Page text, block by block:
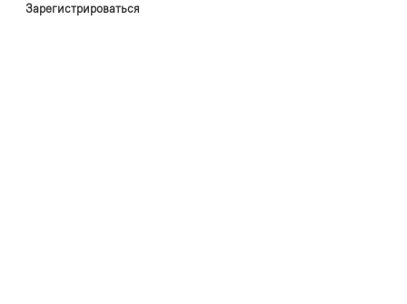
Зарегистрироваться